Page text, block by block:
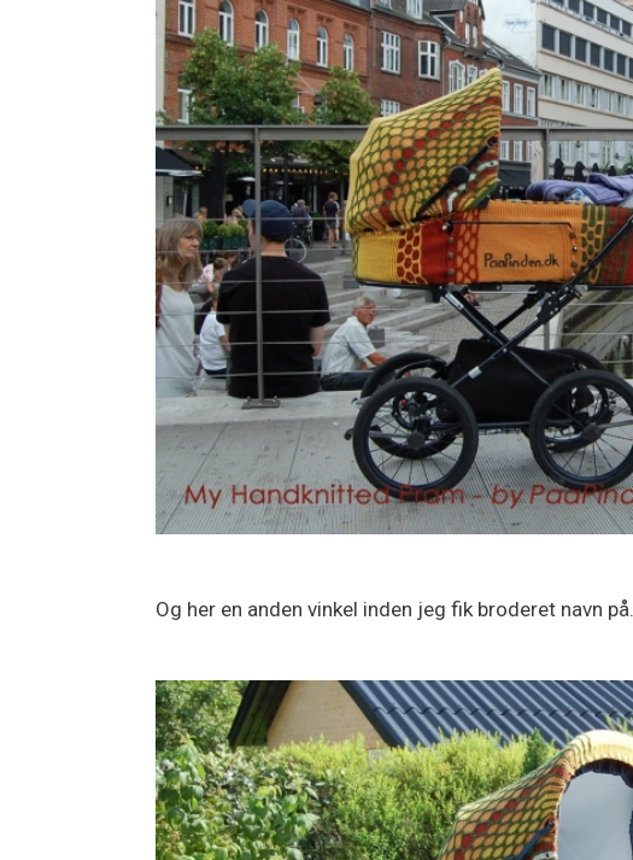
Og her en anden vinkel inden jeg fik broderet navn på.